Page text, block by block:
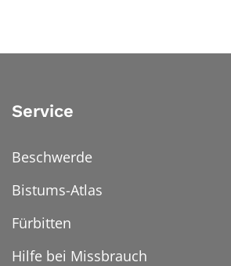
Service
Beschwerde
Bistums-Atlas
Fürbitten
Hilfe bei Missbrauch